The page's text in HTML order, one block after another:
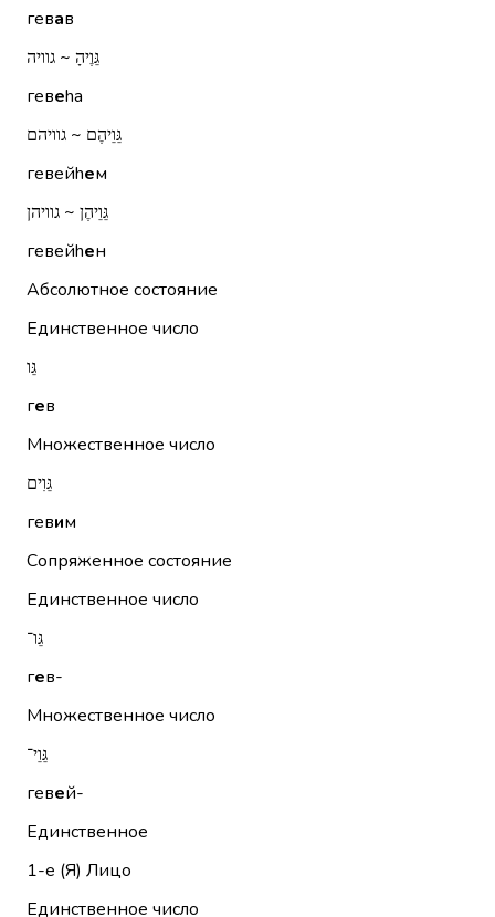
гевав
גֵּוֶיהָ ~ גוויה
гевеhа
גֵּוֵיהֶם ~ גוויהם
гевейhем
גֵּוֵיהֶן ~ גוויהן
гевейhен
Абсолютное состояние
Единственное число
גֵּו
гев
Множественное число
גֵּוִים
гевим
Сопряженное состояние
Единственное число
גֵּו־
гев-
Множественное число
גֵּוֵי־
гевей-
Единственное
1-е (Я) Лицо
Единственное число